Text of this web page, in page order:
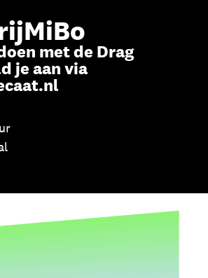
Skip navigatie
met de Drag
je aan via